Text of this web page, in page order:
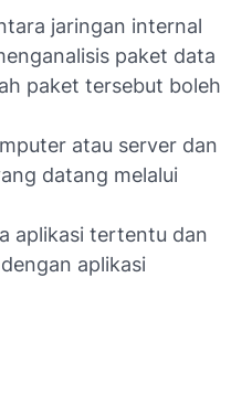
jaringan internal
paket data
paket tersebut boleh
atau server dan
datang melalui
aplikasi tertentu dan
aplikasi